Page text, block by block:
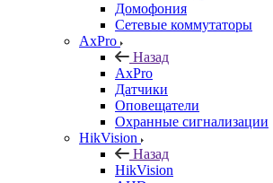
Домофония
Сетевые коммутаторы
AxPro
Назад
AxPro
Датчики
Оповещатели
Охранные сигнализации
HikVision
Назад
HikVision